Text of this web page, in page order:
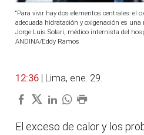
“Para vivir hay dos elementos centrales: el
adecuada hidratación y oxigenación es
Jorge Luis Solari, médico internista del
ANDINA/Eddy Ramos
12:36 | Lima, ene. 29.
El exceso de calor y los